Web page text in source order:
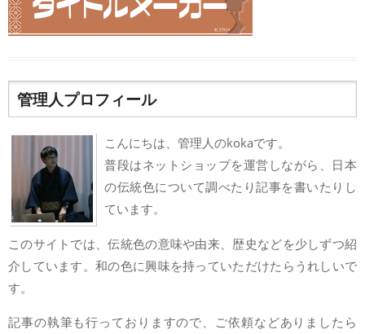
管理人プロフィール
こんにちは、管理人のkokaです。
普段はネットショップを運営しながら、日本
の伝統色について調べたり記事を書いたりし
ています。
このサイトでは、伝統色の意味や由来、歴史などを少しずつ紹
介しています。和の色に興味を持っていただけたらうれしいで
す。
記事の執筆も行っておりますので、ご依頼などありましたら